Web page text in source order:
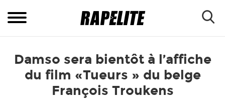
Damso sera bientôt à l’affiche
du film «Tueurs » du belge
François Troukens